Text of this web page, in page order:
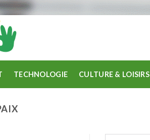
TECHNOLOGIE CULTURE & LOISIRS